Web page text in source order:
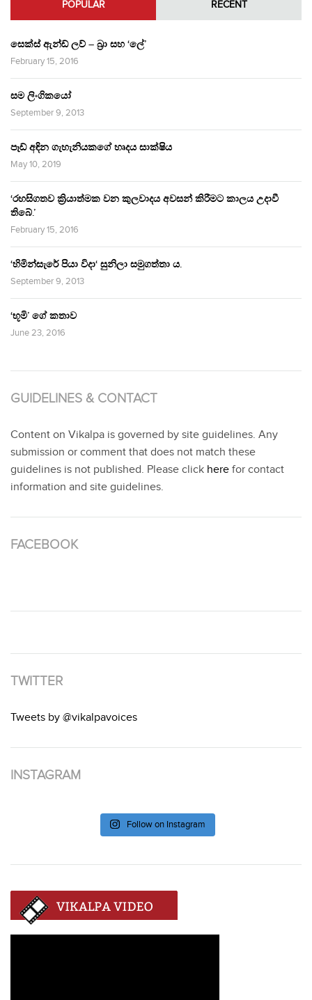
POPULAR RECENT
සෙක්ස් ඇන්ඩ් ලව් – බ්‍රා සහ ‘ලේ’
February 15, 2016
සම ලිංගිකයෝ
September 9, 2013
පෑඩ් අඳින ගැහැනියකගේ හෘදය සාක්ෂිය
May 10, 2019
‘රහසිගතව ක්‍රියාත්මක වන කුලවාදය අවසන් කිරීමට කාලය උදාවී
තිබේ.’
February 15, 2016
‘හිමින්සැරේ පියා විදා‘ සුනිලා සමුගත්තා ය.
September 9, 2013
‘භූමි’ ගේ කතාව
June 23, 2016
GUIDELINES & CONTACT
Content on Vikalpa is governed by site guidelines. Any
submission or comment that does not match these
guidelines is not published. Please click here for contact
information and site guidelines.
FACEBOOK
TWITTER
Tweets by @vikalpavoices
INSTAGRAM
Follow on Instagram